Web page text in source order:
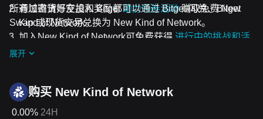
通过邀请好友加入 Bitget助力领券活动赚取免费 New
Kind of Network。
加入New Kind of Network可免费获得 进行中的挑战和活
动 空投。
所有加密货币空投和奖励都可以通过 Bitget 闪兑、Bitget
Swap 或现货交易兑换为 New Kind of Network。
展开
购买 New Kind of Network
0.00% 24H